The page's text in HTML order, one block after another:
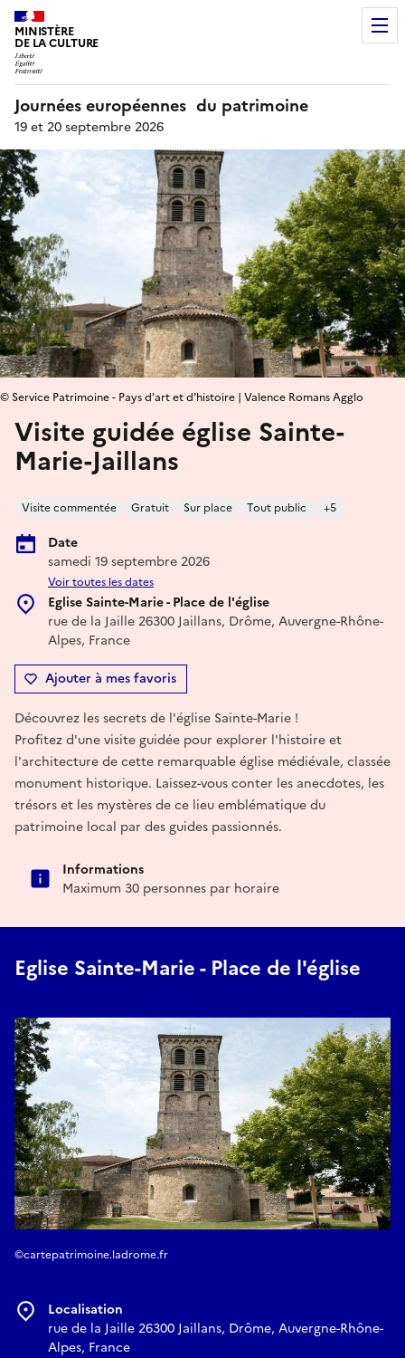
MINISTÈRE
DE LA CULTURE
Journées européennes du patrimoine
19 et 20 septembre 2026
Visite guidée église Sainte-
Marie-Jaillans
Visite commentée Gratuit Sur place Tout public +5
Date
samedi 19 septembre 2026
Voir toutes les dates
Eglise Sainte-Marie - Place de l'église
rue de la Jaille 26300 Jaillans, Drôme, Auvergne-Rhône-
Alpes, France
Ajouter à mes favoris
© Service Patrimoine - Pays d'art et d'histoire | Valence Romans Agglo
Découvrez les secrets de l'église Sainte-Marie !
Profitez d'une visite guidée pour explorer l'histoire et
l'architecture de cette remarquable église médiévale, classée
monument historique. Laissez-vous conter les anecdotes, les
trésors et les mystères de ce lieu emblématique du
patrimoine local par des guides passionnés.
Informations
Maximum 30 personnes par horaire
Eglise Sainte-Marie - Place de l'église
©cartepatrimoine.ladrome.fr
Localisation
rue de la Jaille 26300 Jaillans, Drôme, Auvergne-Rhône-
Alpes, France